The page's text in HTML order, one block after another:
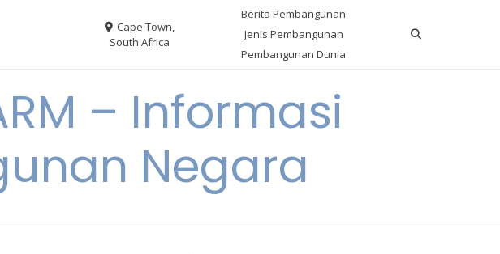
Cape Town,
South Africa
Berita Pembangunan
Jenis Pembangunan
Pembangunan Dunia
– Informasi
Negara